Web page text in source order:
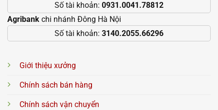
Số tài khoản: 0931.0041.78812
Agribank chi nhánh Đông Hà Nội
Số tài khoản: 3140.2055.66296
Giới thiệu xưởng
Chính sách bán hàng
Chính sách vận chuyển